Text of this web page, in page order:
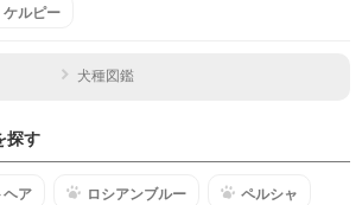
ルピー
犬種図鑑
探す
ア ロシアンブルー ペルシャ